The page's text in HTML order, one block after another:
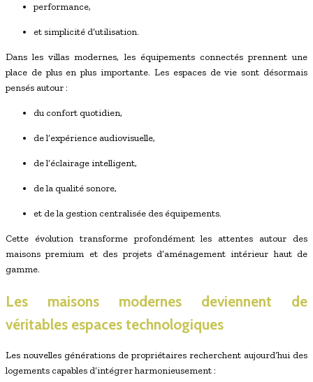
performance,
et simplicité d’utilisation.
Dans les villas modernes, les équipements connectés prennent une
place de plus en plus importante. Les espaces de vie sont désormais
pensés autour :
du confort quotidien,
de l’expérience audiovisuelle,
de l’éclairage intelligent,
de la qualité sonore,
et de la gestion centralisée des équipements.
Cette évolution transforme profondément les attentes autour des
maisons premium et des projets d’aménagement intérieur haut de
gamme.
Les maisons modernes deviennent de
véritables espaces technologiques
Les nouvelles générations de propriétaires recherchent aujourd’hui des
logements capables d’intégrer harmonieusement :